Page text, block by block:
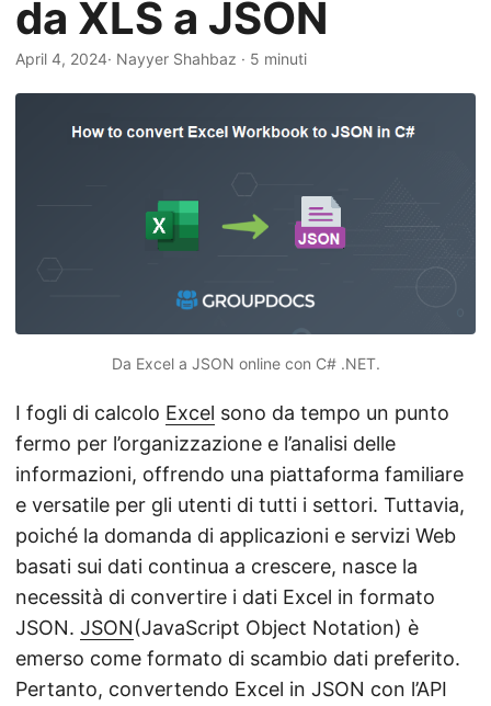
t
t
i
v
z
i
o
n
e
da XLS a JSON
April 4, 2024· Nayyer Shahbaz · 5 minuti
Da Excel a JSON online con C# .NET.
I fogli di calcolo Excel sono da tempo un punto
fermo per l’organizzazione e l’analisi delle
informazioni, offrendo una piattaforma familiare
e versatile per gli utenti di tutti i settori. Tuttavia,
poiché la domanda di applicazioni e servizi Web
basati sui dati continua a crescere, nasce la
necessità di convertire i dati Excel in formato
JSON. JSON(JavaScript Object Notation) è
emerso come formato di scambio dati preferito.
Pertanto, convertendo Excel in JSON con l’API